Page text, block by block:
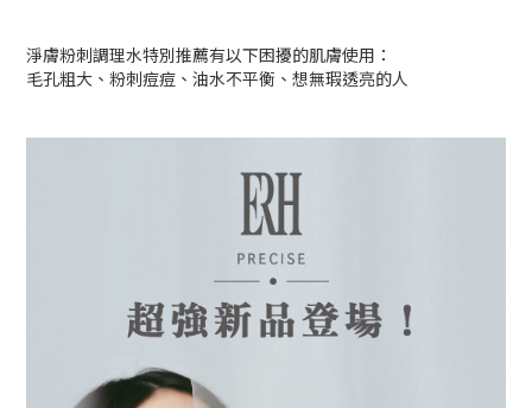
淨膚粉刺調理水特別推薦有以下困擾的肌膚使用：
毛孔粗大、粉刺痘痘、油水不平衡、想無瑕透亮的人